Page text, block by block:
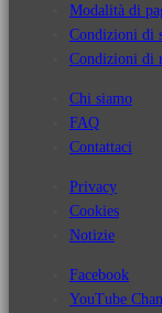
Modalità di
Condizioni di
Condizioni di
Chi siamo
FAQ
Contattaci
Privacy
Cookies
Notizie
Facebook
YouTube